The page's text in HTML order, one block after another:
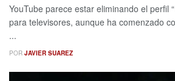
YouTube parece estar eliminando el perfil
para televisores, aunque ha comenzado
...
POR JAVIER SUAREZ